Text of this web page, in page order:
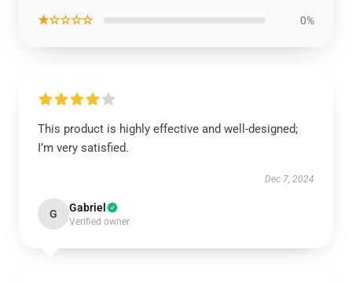
★☆☆☆☆ 0%
This product is highly effective and well-designed;
I’m very satisfied.
Dec 7, 2024
G Gabriel
Verified owner